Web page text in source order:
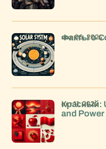
Факты о
ноя 06, 2024
Красный:
and
окт 11, 2024